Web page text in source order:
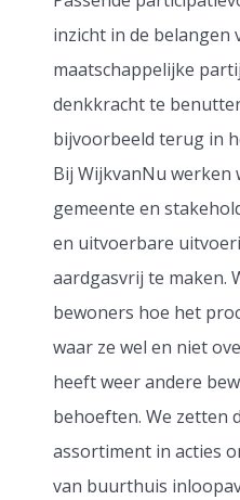
inzicht in de belangen
maatschappelijke
denkkracht te
bijvoorbeeld terug in
Bij WijkvanNu werken
gemeente en
en uitvoerbare
aardgasvrij te maken.
bewoners hoe het
waar ze wel en niet
heeft weer andere
behoeften. We zetten
assortiment in acties
van buurthuis